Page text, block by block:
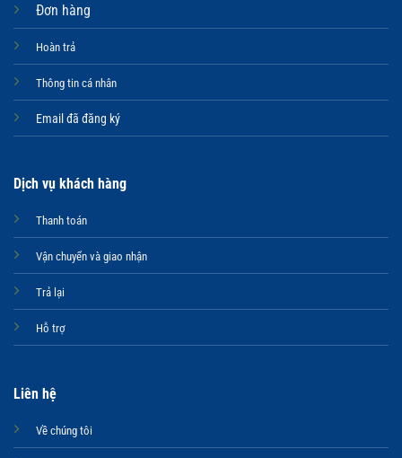
Đơn hàng
Hoàn trả
Thông tin cá nhân
Email đã đăng ký
Dịch vụ khách hàng
Thanh toán
Vận chuyển và giao nhận
Trả lại
Hỗ trợ
Liên hệ
Về chúng tôi